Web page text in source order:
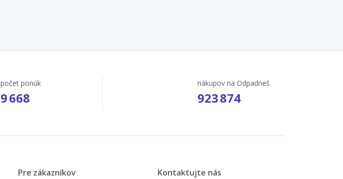
počet ponúk
9 668
nákupov na Odpadneš
923 874
Pre zákazníkov Kontaktujte nás